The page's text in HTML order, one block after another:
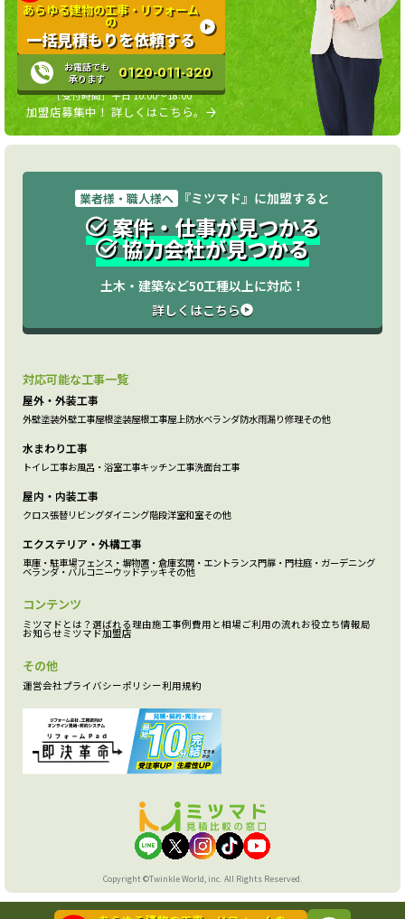
あらゆる建物の工事・リフォーム
の
一括見積もりを依頼する
お電話でも
承ります
0120-011-320
［受付時間］平日 10:00〜18:00
加盟店募集中！ 詳しくはこちら。
業者様・職人様へ 『ミツマド』に加盟すると
案件・仕事が見つかる
協力会社が見つかる
土木・建築など50工種以上に対応！
詳しくはこちら
対応可能な工事一覧
屋外・外装工事
外壁塗装外壁工事屋根塗装屋根工事屋上防水ベランダ防水雨漏り修理その他
水まわり工事
トイレ工事お風呂・浴室工事キッチン工事洗面台工事
屋内・内装工事
クロス張替リビングダイニング階段洋室和室その他
エクステリア・外構工事
車庫・駐車場フェンス・塀物置・倉庫玄関・エントランス門扉・門柱庭・ガーデニング
ベランダ・バルコニーウッドデッキその他
コンテンツ
ミツマドとは？ 選ばれる理由施工事例費用と相場 ご利用の流れお役立ち情報局
お知らせミツマド加盟店
その他
運営会社プライバシーポリシー利用規約
Copyright ©Twinkle World, inc. All Rights Reserved.